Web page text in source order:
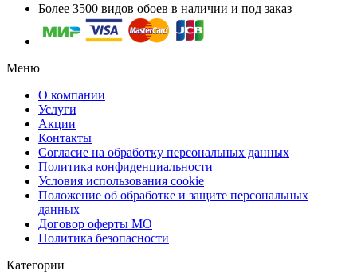
Более 3500 видов обоев в наличии и под заказ
Меню
О компании
Услуги
Акции
Контакты
Согласие на обработку персональных данных
Политика конфиденциальности
Условия использования cookie
Положение об обработке и защите персональных
данных
Договор оферты МО
Политика безопасности
Категории